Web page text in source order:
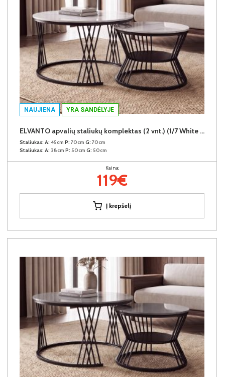
NAUJIENA YRA SANDĖLYJE
ELVANTO apvalių staliukų komplektas (2 vnt.) (1/7 White Marble Gloss)
Staliukas: A: 45cm P: 70cm G: 70cm
Staliukas: A: 38cm P: 50cm G: 50cm
Kaina:
119€
Į krepšelį